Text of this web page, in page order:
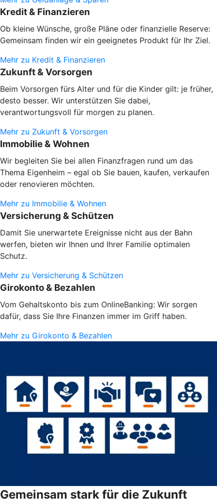
Kredit & Finanzieren
Ob kleine Wünsche, große Pläne oder finanzielle Reserve:
Gemeinsam finden wir ein geeignetes Produkt für Ihr Ziel.
Mehr zu Kredit & Finanzieren
Zukunft & Vorsorgen
Beim Vorsorgen fürs Alter und für die Kinder gilt: je früher,
desto besser. Wir unterstützen Sie dabei,
verantwortungsvoll für morgen zu planen.
Mehr zu Zukunft & Vorsorgen
Immobilie & Wohnen
Wir begleiten Sie bei allen Finanzfragen rund um das
Thema Eigenheim – egal ob Sie bauen, kaufen, verkaufen
oder renovieren möchten.
Mehr zu Immobilie & Wohnen
Versicherung & Schützen
Damit Sie unerwartete Ereignisse nicht aus der Bahn
werfen, bieten wir Ihnen und Ihrer Familie optimalen
Schutz.
Mehr zu Versicherung & Schützen
Girokonto & Bezahlen
Vom Gehaltskonto bis zum OnlineBanking: Wir sorgen
dafür, dass Sie Ihre Finanzen immer im Griff haben.
Mehr zu Girokonto & Bezahlen
Gemeinsam stark für die Zukunft